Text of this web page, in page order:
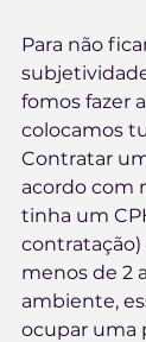
Para não
fomos fazer
colocamos
Contratar
acordo com
tinha um
menos de 2
ambiente,
ocupar uma